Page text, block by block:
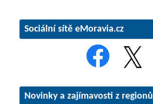
Sociální sítě eMoravia.cz
Novinky a zajímavosti z regionů